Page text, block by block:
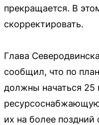
прекращается. В
скорректировать.
Глава
сообщил, что по
должны начаться 25
их на более поздний